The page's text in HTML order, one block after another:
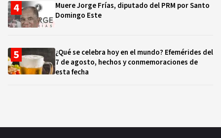
Muere Jorge Frías, diputado del PRM por Santo
Domingo Este
¿Qué se celebra hoy en el mundo? Efemérides del
7 de agosto, hechos y conmemoraciones de
esta fecha